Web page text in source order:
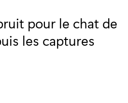
pour le chat de
les captures